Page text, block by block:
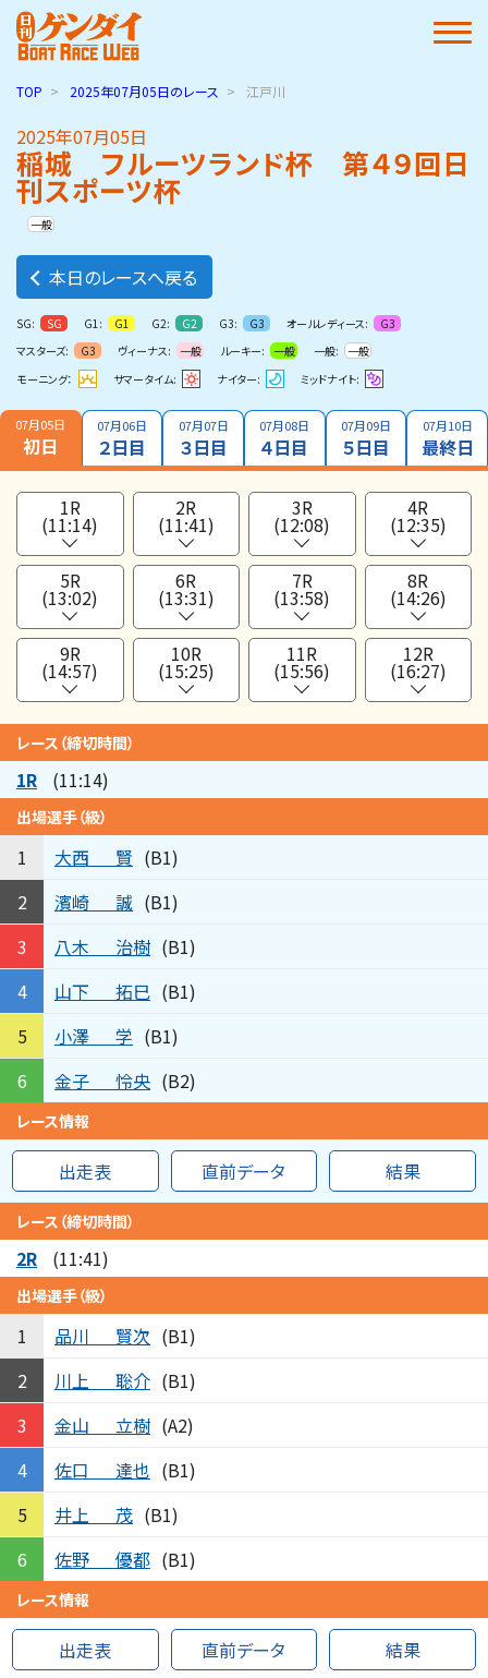
TOP 2025年07月05日のレース 江戸川
2025年07月05日
稲城 フルーツランド杯 第４９回日
刊スポーツ杯
一般
本日のレースへ戻る
SG: SG G1: G1 G2: G2 G3: G3 オールレディース:
G3
マスターズ:
G3 ヴィーナス: 一般 ルーキー: 一般 一般: 一般
モーニング：
サマータイム: ナイター: ミッドナイト:
07月05日
初日
07月06日
２日目
07月07日
３日目
07月08日
４日目
07月09日
５日目
07月10日
最終日
1R
(11:14)
2R
(11:41)
3R
(12:08)
4R
(12:35)
5R
(13:02)
6R
(13:31)
7R
(13:58)
8R
(14:26)
9R
(14:57)
10R
(15:25)
11R
(15:56)
12R
(16:27)
レース（締切時間）
1R (11:14)
出場選手（級）
1 大西 賢 (B1)
2
濱崎 誠 (B1)
3
八木 治樹 (B1)
4
山下 拓巳 (B1)
5
小澤 学 (B1)
6
金子 怜央 (B2)
レース情報
出走表 直前データ 結果
レース（締切時間）
2R (11:41)
出場選手（級）
1 品川 賢次 (B1)
2
川上 聡介 (B1)
3
金山 立樹 (A2)
4
佐口 達也 (B1)
5
井上 茂 (B1)
6
佐野 優都 (B1)
レース情報
出走表 直前データ 結果